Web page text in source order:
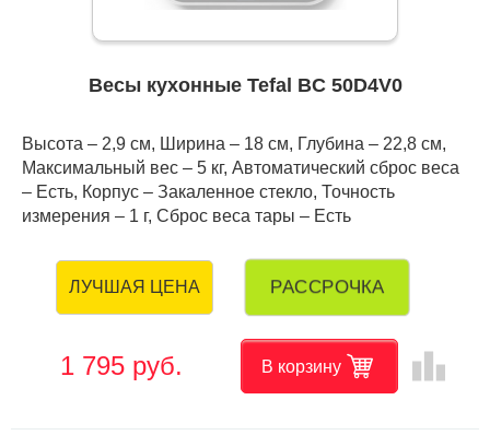
Весы кухонные Tefal BC 50D4V0
Высота – 2,9 см, Ширина – 18 см, Глубина – 22,8 см,
Максимальный вес – 5 кг, Автоматический сброс веса
– Есть, Корпус – Закаленное стекло, Точность
измерения – 1 г, Сброс веса тары – Есть
ЛУЧШАЯ ЦЕНА РАССРОЧКА
1 795 руб. В корзину leaderboard